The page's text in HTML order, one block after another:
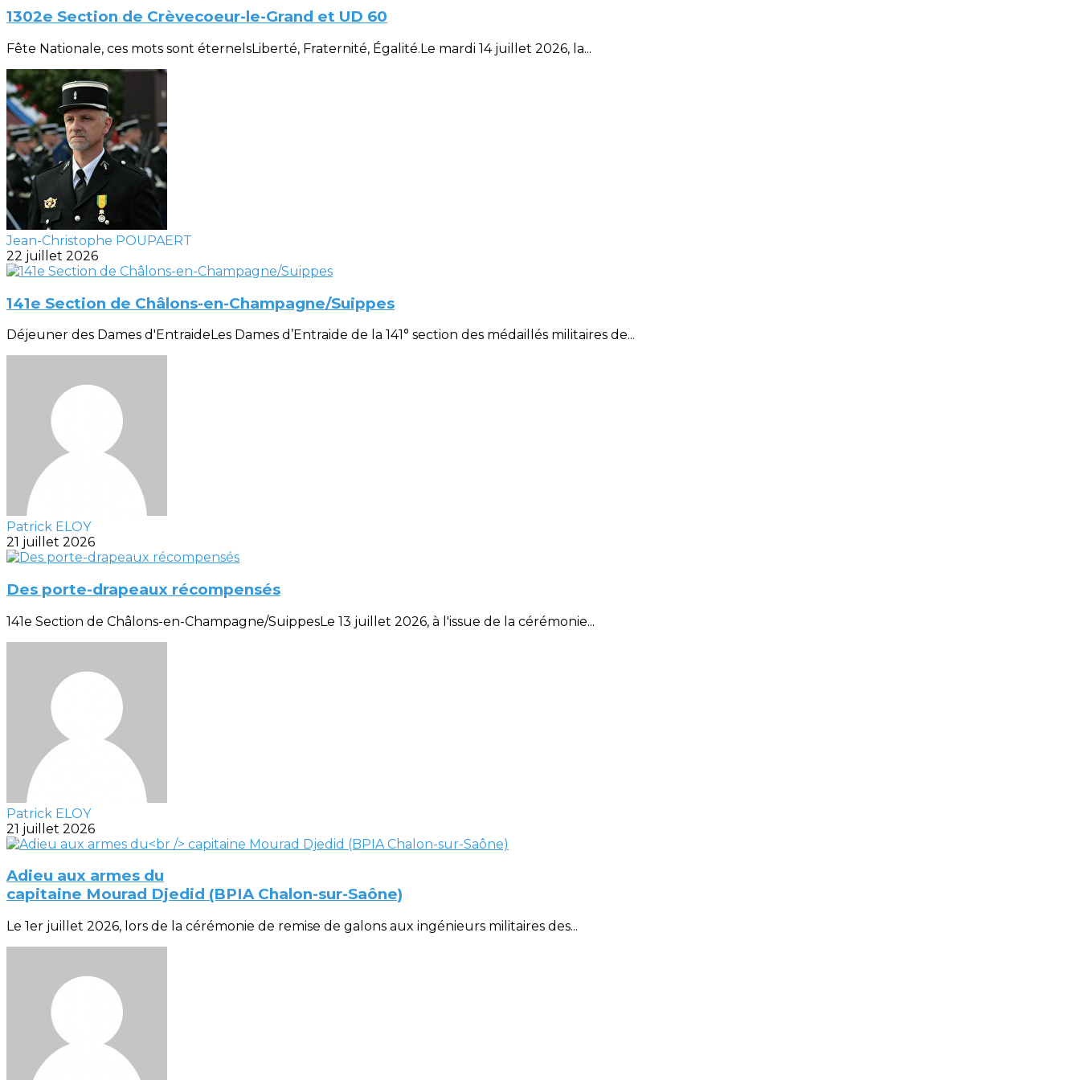
1302e Section de Crèvecoeur-le-Grand et UD 60
Fête Nationale, ces mots sont éternelsLiberté, Fraternité, Égalité.Le mardi 14 juillet 2026, la...
Jean-Christophe POUPAERT
22 juillet 2026
141e Section de Châlons-en-Champagne/Suippes
Déjeuner des Dames d'EntraideLes Dames d’Entraide de la 141° section des médaillés militaires de...
Patrick ELOY
21 juillet 2026
Des porte-drapeaux récompensés
141e Section de Châlons-en-Champagne/SuippesLe 13 juillet 2026, à l'issue de la cérémonie...
Patrick ELOY
21 juillet 2026
Adieu aux armes du
capitaine Mourad Djedid (BPIA Chalon-sur-Saône)
Le 1er juillet 2026, lors de la cérémonie de remise de galons aux ingénieurs militaires des...